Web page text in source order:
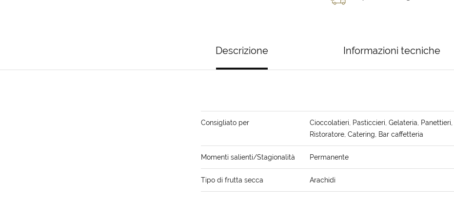
Descrizione Informazioni tecniche
Consigliato per
Cioccolatieri, Pasticcieri, Gelateria, Panettieri,
Ristoratore, Catering, Bar caffetteria
Momenti salienti/Stagionalità Permanente
Tipo di frutta secca Arachidi